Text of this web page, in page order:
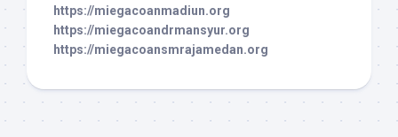
https://miegacoanmadiun.org
https://miegacoandrmansyur.org
https://miegacoansmrajamedan.org